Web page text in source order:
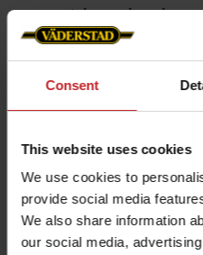
Consent
This website uses cookies
We use cookies to
provide social media
We also share information
our social media,
caoutchouc, les
et la durée de vie du
considérablement.